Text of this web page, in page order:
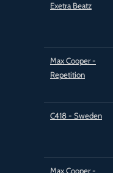
Exetra Beatz
Max Cooper -
Repetition
C418 - Sweden
Max Cooper -